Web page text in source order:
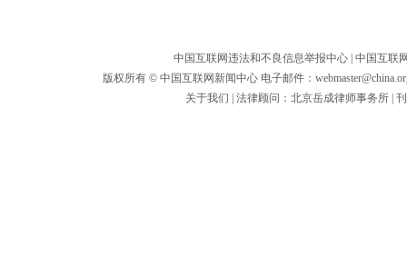
中国互联网违法和不良信息举报中心 中国互联
版权所有 © 中国互联网新闻中心 电子邮件：
关于我们 | 法律顾问： 北京岳成律师事务所